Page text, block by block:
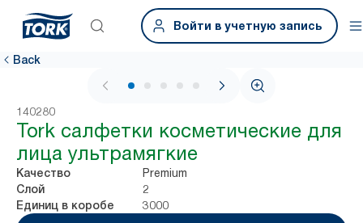
Войти в учетную запись
Back
1 / 5
140280
Tork салфетки косметические для
лица ультрамягкие
Качество Premium
Слой 2
Единиц в коробе
3000